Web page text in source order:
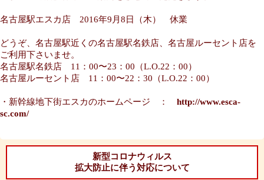
名古屋駅エスカ店 2016年9月8日（木） 休業
どうぞ、名古屋駅近くの名古屋駅名鉄店、名古屋ルーセント店を
ご利用下さいませ。
名古屋駅名鉄店 11：00〜23：00（L.O.22：00）
名古屋ルーセント店 11：00〜22：30（L.O.22：00）
・新幹線地下街エスカのホームページ ： http://www.esca-
sc.com/
新型コロナウィルス
拡大防止に伴う対応について